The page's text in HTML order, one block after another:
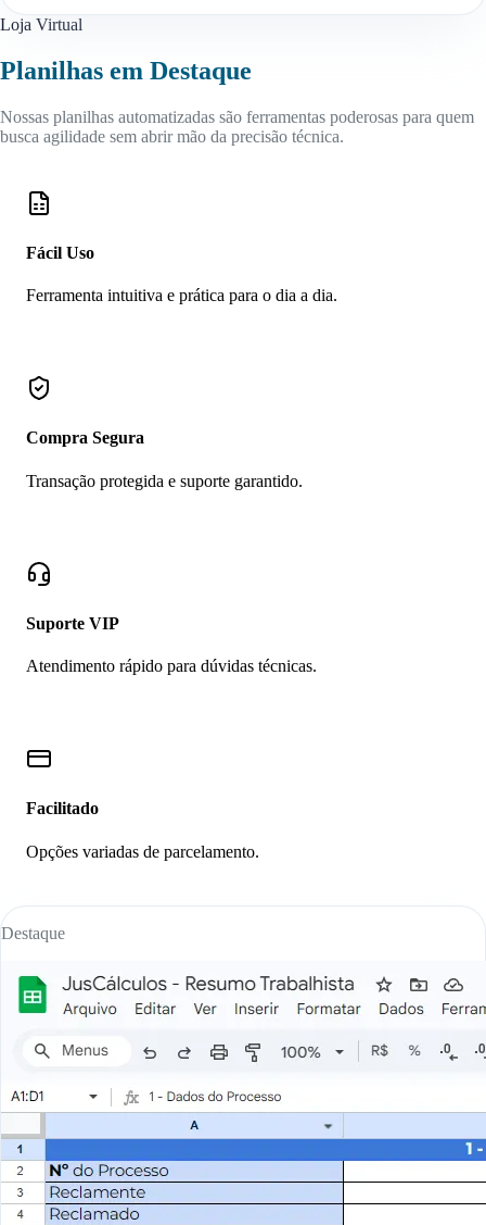
Loja Virtual
Planilhas em Destaque
Nossas planilhas automatizadas são ferramentas poderosas para quem
busca agilidade sem abrir mão da precisão técnica.
Fácil Uso
Ferramenta intuitiva e prática para o dia a dia.
Compra Segura
Transação protegida e suporte garantido.
Suporte VIP
Atendimento rápido para dúvidas técnicas.
Facilitado
Opções variadas de parcelamento.
Destaque